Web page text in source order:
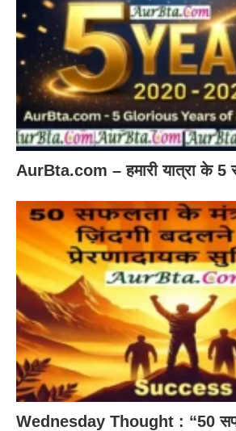
AurBta.com – हमारी यात्रा के 5
Wednesday Thought : “50